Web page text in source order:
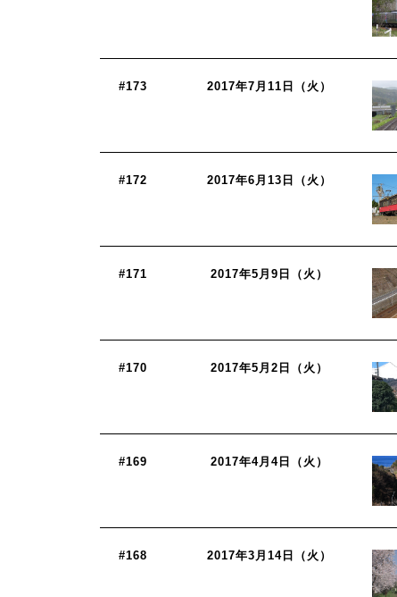
#173 2017年7月11日（火）
#172 2017年6月13日（火）
#171 2017年5月9日（火）
#170 2017年5月2日（火）
#169 2017年4月4日（火）
#168 2017年3月14日（火）